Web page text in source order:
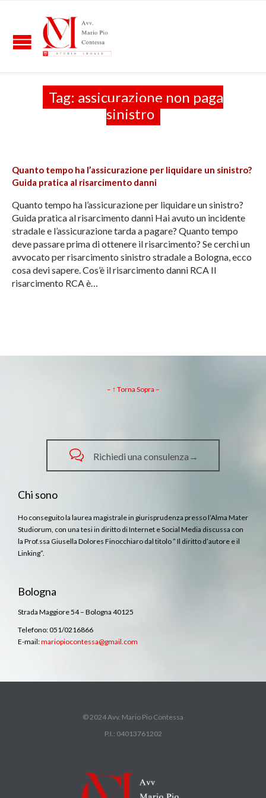
Tag: assicurazione non paga
sinistro
Quanto tempo ha l’assicurazione per liquidare un sinistro?
Guida pratica al risarcimento danni
Quanto tempo ha l’assicurazione per liquidare un sinistro?
Guida pratica al risarcimento danni Hai avuto un incidente
stradale e l’assicurazione tarda a pagare? Quanto tempo
deve passare prima di ottenere il risarcimento? Se cerchi un
avvocato per risarcimento sinistro stradale a Bologna, ecco
cosa devi sapere. Cos’è il risarcimento danni RCA Il
risarcimento RCA è…
– ↑ Torna Sopra –
 Richiedi una consulenza→
Chi sono
Ho conseguito la laurea magistrale in giurisprudenza presso l’Alma Mater
Studiorum, con una tesi in diritto di Internet e Social Media discussa con
la Prof.ssa Giusella Dolores Finocchiaro dal titolo ” Il diritto d’autore e il
Linking”.
Bologna
Strada Maggiore 54 – Bologna 40125
Telefono: 051/0216866
E-mail:mariopiocontessa@gmail.com
© 2024 Avv. Mario Pio Contessa
P.I.: 04013761202